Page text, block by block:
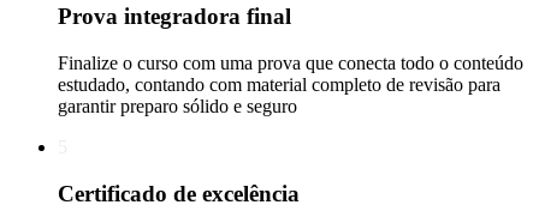
Prova integradora final
Finalize o curso com uma prova que conecta todo o conteúdo
estudado, contando com material completo de revisão para
garantir preparo sólido e seguro
Certificado de excelência